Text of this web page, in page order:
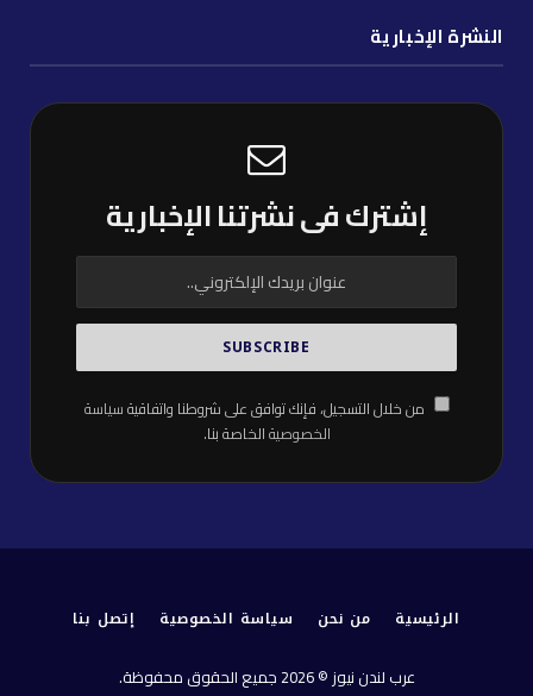
النشرة الإخبارية
إشترك فى نشرتنا الإخبارية
من خلال التسجيل، فإنك توافق على شروطنا واتفاقيةسياسة
الخصوصيةالخاصة بنا.
الرئيسية من نحن سياسة الخصوصية إتصل بنا
عرب لندن نيوز © 2026 جميع الحقوق محفوظة.